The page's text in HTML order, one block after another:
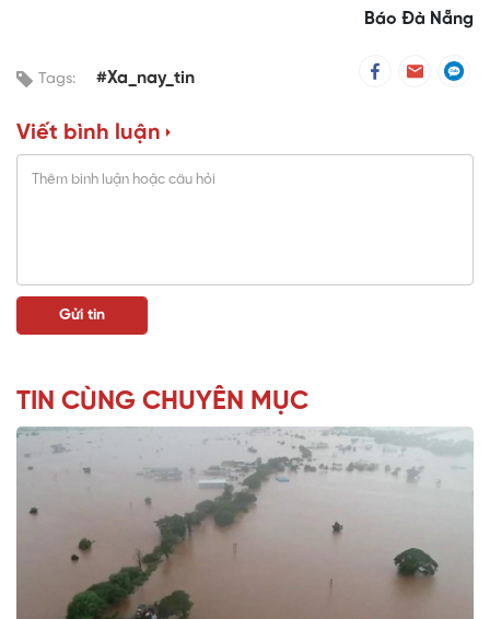
Báo Đà Nẵng
Tags: #Xa_nay_tin
Viết bình luận
TIN CÙNG CHUYÊN MỤC